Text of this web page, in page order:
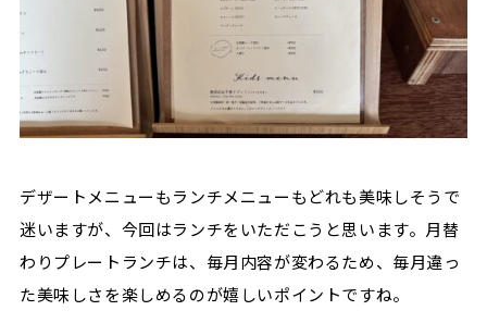
デザートメニューもランチメニューもどれも美味しそうで
迷いますが、今回はランチをいただこうと思います。月替
わりプレートランチは、毎月内容が変わるため、毎月違っ
た美味しさを楽しめるのが嬉しいポイントですね。